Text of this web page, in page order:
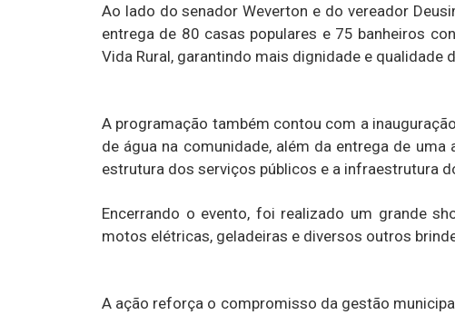
Ao lado do senador Weverton e do vereador
entrega de 80 casas populares e 75 banheiros
Vida Rural, garantindo mais dignidade e qualidade
A programação também contou com a
de água na comunidade, além da entrega de
estrutura dos serviços públicos e a infraestrutura
Encerrando o evento, foi realizado um grande
motos elétricas, geladeiras e diversos outros
A ação reforça o compromisso da gestão